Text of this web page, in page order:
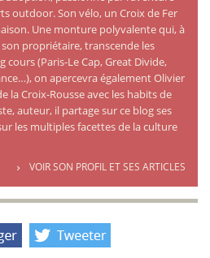
outdoor. Son vélo, un Croix de Fer
Une monture polyvalente qui, à
son propriétaire, transcende les
cours (Paris-Le Cap, Great Divide,
on apercevra également Olivier
la Croix-Rousse avec les habits de
auteur, il partage sur ce blog ses
les multiples facettes de la culture
VOIR SON PROFIL ET SES ARTICLES